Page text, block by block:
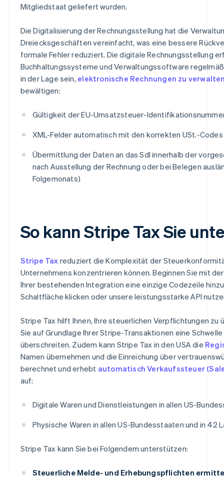
Mitgliedstaat geliefert wurden.
Die Digitalisierung der Rechnungsstellung hat die
Dreiecksgeschäften vereinfacht, was eine bessere
formale Fehler reduziert. Die digitale Rechnungsstellung
Buchhaltungssysteme und Verwaltungssoftware
in der Lage sein, elektronische Rechnungen zu
bewältigen:
Gültigkeit der EU-Umsatzsteuer-
XML-Felder automatisch mit den korrekten USt.-
Übermittlung der Daten an das SdI innerhalb der
nach Ausstellung der Rechnung oder bei Belegen
Folgemonats)
So kann Stripe Tax Sie
Stripe Tax reduziert die Komplexität der
Unternehmens konzentrieren können. Beginnen Sie mit
Ihrer bestehenden Integration eine einzige Codezeile
Schaltfläche klicken oder unsere leistungsstarke API
Stripe Tax hilft Ihnen, Ihre steuerlichen Verpflichtungen zu
Sie auf Grundlage Ihrer Stripe-Transaktionen eine
überschreiten. Zudem kann Stripe Tax in den USA die
Namen übernehmen und die Einreichung über
berechnet und erhebt automatisch Verkaufssteuer
auf:
Digitale Waren und Dienstleistungen in allen US-
Physische Waren in allen US-Bundesstaaten und in 42
Stripe Tax kann Sie bei Folgendem unterstützen:
Steuerliche Melde- und Erhebungspflichten